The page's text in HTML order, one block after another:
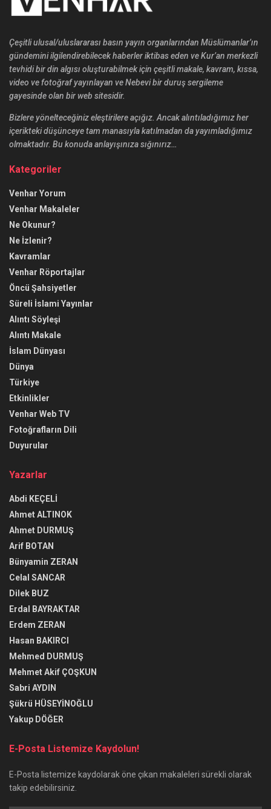
tevhidi bir din algısı oluşturabilmek için çeşitli makale, kavram, kıssa,
video ve fotoğraf yayınlayan ve Nebevi bir duruş sergileme
Bizlere yönelteceğiniz eleştirilere açığız. Ancak alıntıladığımız her
içerikteki düşünceye tam manasıyla katılmadan da yayımladığımız
olmaktadır. Bu konuda anlayışınıza sığınırız…
Venhar Yorum
Venhar Makaleler
Ne İzlenir?
Kavramlar
Venhar Röportajlar
Öncü Şahsiyetler
Süreli İslami Yayınlar
Alıntı Söyleşi
Alıntı Makale
İslam Dünyası
Dünya
Türkiye
Etkinlikler
Venhar Web TV
Fotoğrafların Dili
Duyurular
Yazarlar
Abdi KEÇELİ
Ahmet ALTINOK
Bünyamin ZERAN
Celal SANCAR
Dilek BUZ
Erdal BAYRAKTAR
Erdem ZERAN
Hasan BAKIRCI
Mehmed DURMUŞ
Mehmet Akif ÇOŞKUN
Sabri AYDIN
Şükrü HÜSEYİNOĞLU
Yakup DÖĞER
E-Posta Listemize Kaydolun!
E-Posta listemize kaydolarak öne çıkan makaleleri sürekli olarak
takip edebilirsiniz.